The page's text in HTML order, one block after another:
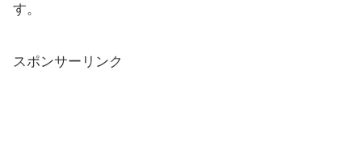
す。
スポンサーリンク